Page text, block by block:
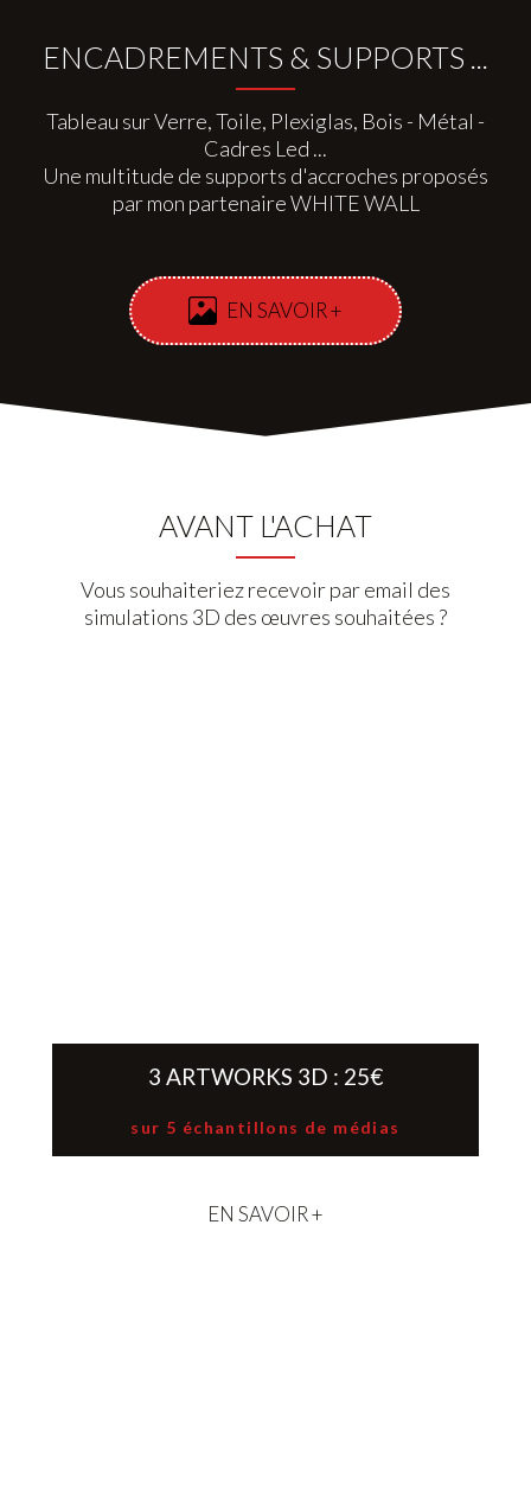
ENCADREMENTS & SUPPORTS ...
Tableau sur Verre, Toile, Plexiglas, Bois - Métal -
Cadres Led ...
Une multitude de supports d'accroches proposés
par mon partenaire WHITE WALL
EN SAVOIR +
AVANT L'ACHAT
Vous souhaiteriez recevoir par email des
simulations 3D des œuvres souhaitées ?
3 ARTWORKS 3D : 25€
sur 5 échantillons de médias
EN SAVOIR +